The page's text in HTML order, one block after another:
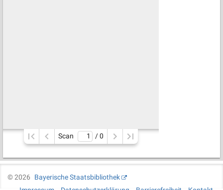
Scan / 0
©2026
Bayerische Staatsbibliothek